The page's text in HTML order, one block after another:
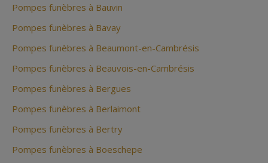
Pompes funèbres à Bauvin
Pompes funèbres à Bavay
Pompes funèbres à Beaumont-en-Cambrésis
Pompes funèbres à Beauvois-en-Cambrésis
Pompes funèbres à Bergues
Pompes funèbres à Berlaimont
Pompes funèbres à Bertry
Pompes funèbres à Boeschepe